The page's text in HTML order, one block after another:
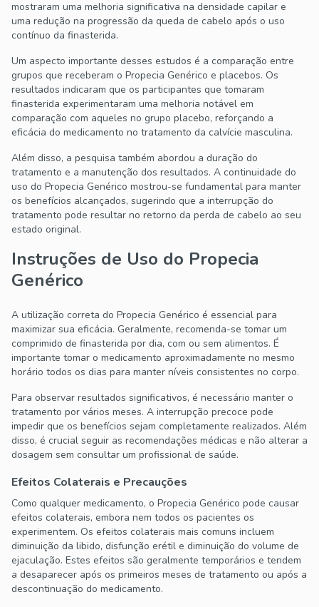
mostraram uma melhoria significativa na densidade capilar e
uma redução na progressão da queda de cabelo após o uso
contínuo da finasterida.
Um aspecto importante desses estudos é a comparação entre
grupos que receberam o Propecia Genérico e placebos. Os
resultados indicaram que os participantes que tomaram
finasterida experimentaram uma melhoria notável em
comparação com aqueles no grupo placebo, reforçando a
eficácia do medicamento no tratamento da calvície masculina.
Além disso, a pesquisa também abordou a duração do
tratamento e a manutenção dos resultados. A continuidade do
uso do Propecia Genérico mostrou-se fundamental para manter
os benefícios alcançados, sugerindo que a interrupção do
tratamento pode resultar no retorno da perda de cabelo ao seu
estado original.
Instruções de Uso do Propecia
Genérico
A utilização correta do Propecia Genérico é essencial para
maximizar sua eficácia. Geralmente, recomenda-se tomar um
comprimido de finasterida por dia, com ou sem alimentos. É
importante tomar o medicamento aproximadamente no mesmo
horário todos os dias para manter níveis consistentes no corpo.
Para observar resultados significativos, é necessário manter o
tratamento por vários meses. A interrupção precoce pode
impedir que os benefícios sejam completamente realizados. Além
disso, é crucial seguir as recomendações médicas e não alterar a
dosagem sem consultar um profissional de saúde.
Efeitos Colaterais e Precauções
Como qualquer medicamento, o Propecia Genérico pode causar
efeitos colaterais, embora nem todos os pacientes os
experimentem. Os efeitos colaterais mais comuns incluem
diminuição da libido, disfunção erétil e diminuição do volume de
ejaculação. Estes efeitos são geralmente temporários e tendem
a desaparecer após os primeiros meses de tratamento ou após a
descontinuação do medicamento.